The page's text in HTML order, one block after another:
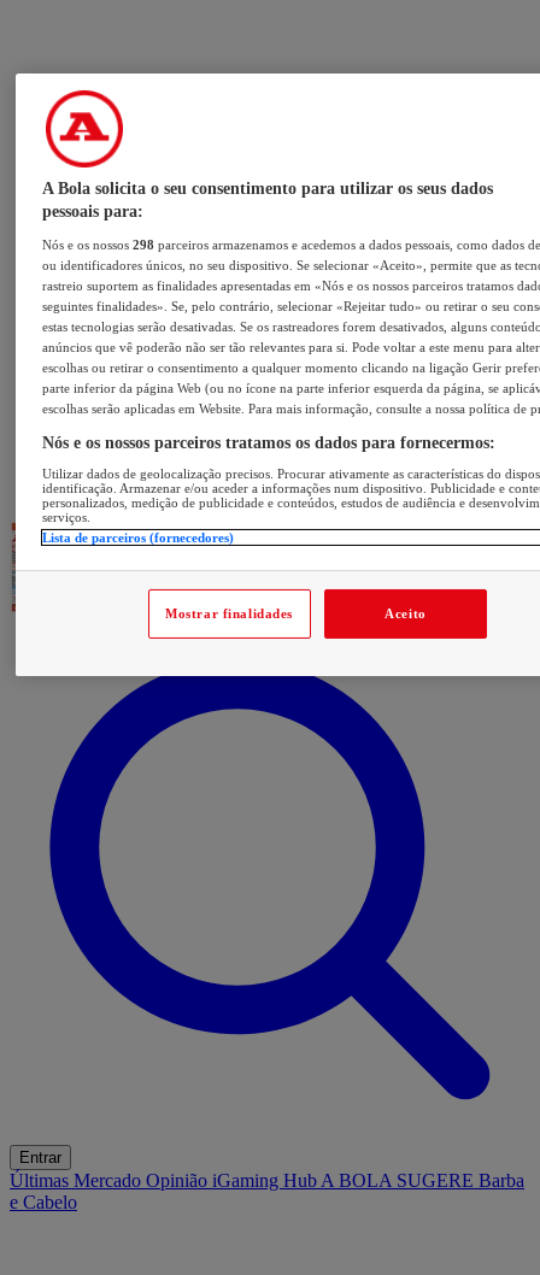
Entrar
Últimas Mercado Opinião iGaming Hub A BOLA SUGERE Barba
e Cabelo
A Bola solicita o seu consentimento para utilizar os seus dados
pessoais para:
Nós e os nossos298 parceiros armazenamos e acedemos a dados pessoais, como dados
ou identificadores únicos, no seu dispositivo. Se selecionar «Aceito», permite que as
rastreio suportem as finalidades apresentadas em «Nós e os nossos parceiros tratamos
seguintes finalidades». Se, pelo contrário, selecionar «Rejeitar tudo» ou retirar o seu
estas tecnologias serão desativadas. Se os rastreadores forem desativados, alguns
anúncios que vê poderão não ser tão relevantes para si. Pode voltar a este menu para
escolhas ou retirar o consentimento a qualquer momento clicando na ligação Gerir
parte inferior da página Web (ou no ícone na parte inferior esquerda da página, se
escolhas serão aplicadas em Website. Para mais informação, consulte a nossa política de
Nós e os nossos parceiros tratamos os dados para fornecermos:
Utilizar dados de geolocalização precisos. Procurar ativamente as características do
identificação. Armazenar e/ou aceder a informações num dispositivo. Publicidade e
personalizados, medição de publicidade e conteúdos, estudos de audiência e
serviços.
Lista de parceiros (fornecedores)
Mostrar finalidades Aceito